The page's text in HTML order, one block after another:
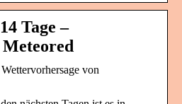
Tage –
Meteored
von